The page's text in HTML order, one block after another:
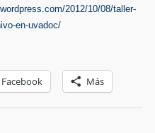
2012/10/08/taller-
en-uvadoc/
Facebook Más